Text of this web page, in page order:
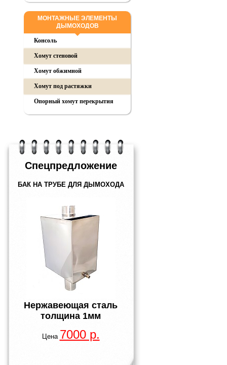
МОНТАЖНЫЕ ЭЛЕМЕНТЫ
ДЫМОХОДОВ
Консоль
Хомут стеновой
Хомут обжимной
Хомут под растяжки
Опорный хомут перекрытия
Спецпредложение
БАК НА ТРУБЕ ДЛЯ ДЫМОХОДА
Нержавеющая сталь
толщина 1мм
Цена 7000 р.